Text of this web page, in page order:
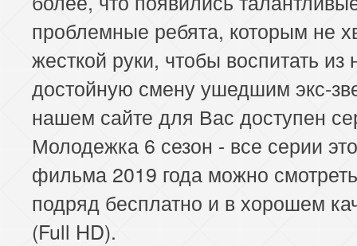
проблемные ребята, которым не
жесткой руки, чтобы воспитать из
достойную смену ушедшим экс-
нашем сайте для Вас доступен
Молодежка 6 сезон - все серии
фильма 2019 года можно
подряд бесплатно и в хорошем
(Full HD).